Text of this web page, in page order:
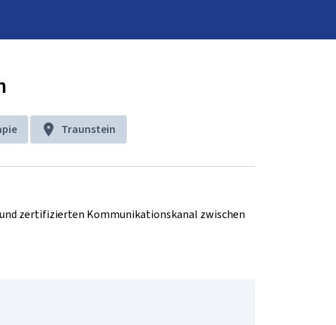
Traunstein
zertifizierten Kommunikationskanal zwischen